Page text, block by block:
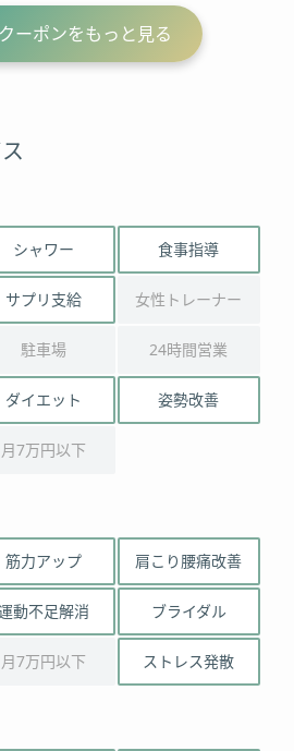
ーポンをもっと見る
シャワー 食事指導
サプリ支給
女性トレーナー
駐車場 24時間営業
ダイエット 姿勢改善
月7万円以下
筋力アップ 肩こり腰痛改善
動不足解消 ブライダル
月7万円以下 ストレス発散